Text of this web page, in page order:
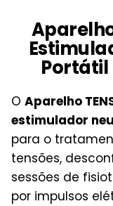
Portátil
O Aparelho
estimulador
para o
tensões,
sessões de
por impulsos